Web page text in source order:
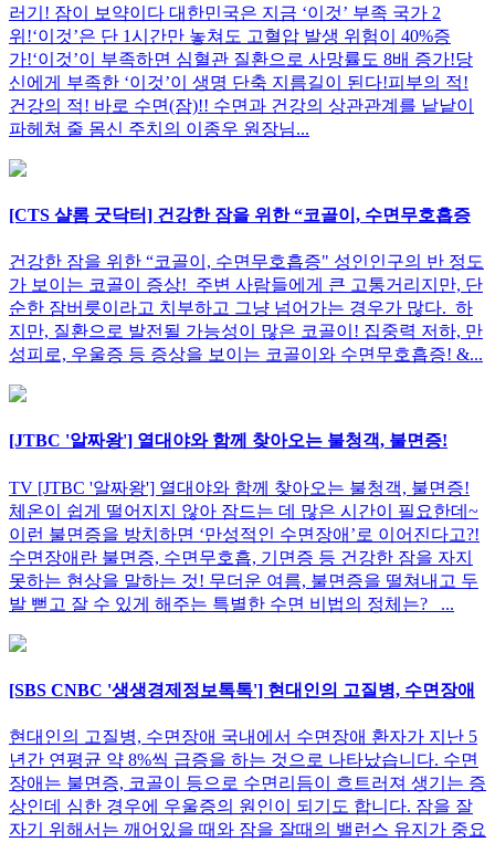
러기! 잠이 보약이다 대한민국은 지금 ‘이것’ 부족 국가 2
위!‘이것’은 단 1시간만 놓쳐도 고혈압 발생 위험이 40%증
가!‘이것’이 부족하면 심혈관 질환으로 사망률도 8배 증가!당
신에게 부족한 ‘이것’이 생명 단축 지름길이 된다!피부의 적!
건강의 적! 바로 수면(잠)!! 수면과 건강의 상관관계를 낱낱이
파헤쳐 줄 몸신 주치의 이종우 원장님...
[CTS 샬롬 굿닥터] 건강한 잠을 위한 “코골이, 수면무호흡증
건강한 잠을 위한 “코골이, 수면무호흡증" 성인인구의 반 정도
가 보이는 코골이 증상! 주변 사람들에게 큰 고통거리지만, 단
순한 잠버릇이라고 치부하고 그냥 넘어가는 경우가 많다. 하
지만, 질환으로 발전될 가능성이 많은 코골이! 집중력 저하, 만
성피로, 우울증 등 증상을 보이는 코골이와 수면무호흡증! &...
[JTBC '알짜왕'] 열대야와 함께 찾아오는 불청객, 불면증!
TV [JTBC '알짜왕'] 열대야와 함께 찾아오는 불청객, 불면증!
체온이 쉽게 떨어지지 않아 잠드는 데 많은 시간이 필요한데~
이런 불면증을 방치하면 ‘만성적인 수면장애’로 이어진다고?!
수면장애란 불면증, 수면무호흡, 기면증 등 건강한 잠을 자지
못하는 현상을 말하는 것! 무더운 여름, 불면증을 떨쳐내고 두
발 뻗고 잘 수 있게 해주는 특별한 수면 비법의 정체는? ...
[SBS CNBC '생생경제정보톡톡'] 현대인의 고질병, 수면장애
현대인의 고질병, 수면장애 국내에서 수면장애 환자가 지난 5
년간 연평균 약 8%씩 급증을 하는 것으로 나타났습니다. 수면
장애는 불면증, 코골이 등으로 수면리듬이 흐트러져 생기는 증
상인데 심한 경우에 우울증의 원인이 되기도 합니다. 잠을 잘
자기 위해서는 깨어있을 때와 잠을 잘때의 밸런스 유지가 중요